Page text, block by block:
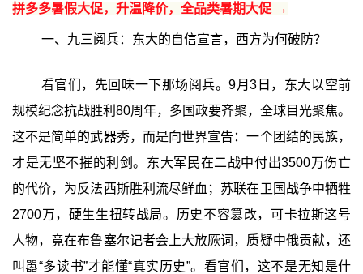
拼多多暑假大促，升温降价，全品类暑期大促 →
一、九三阅兵：东大的自信宣言，西方为何破防？
看官们，先回味一下那场阅兵。9月3日，东大以空前
规模纪念抗战胜利80周年，多国政要齐聚，全球目光聚焦。
这不是简单的武器秀，而是向世界宣告：一个团结的民族，
才是无坚不摧的利剑。东大军民在二战中付出3500万伤亡
的代价，为反法西斯胜利流尽鲜血；苏联在卫国战争中牺牲
2700万，硬生生扭转战局。历史不容篡改，可卡拉斯这号
人物，竟在布鲁塞尔记者会上大放厥词，质疑中俄贡献，还
叫嚣“多读书”才能懂“真实历史”。看官们，这不是无知是什